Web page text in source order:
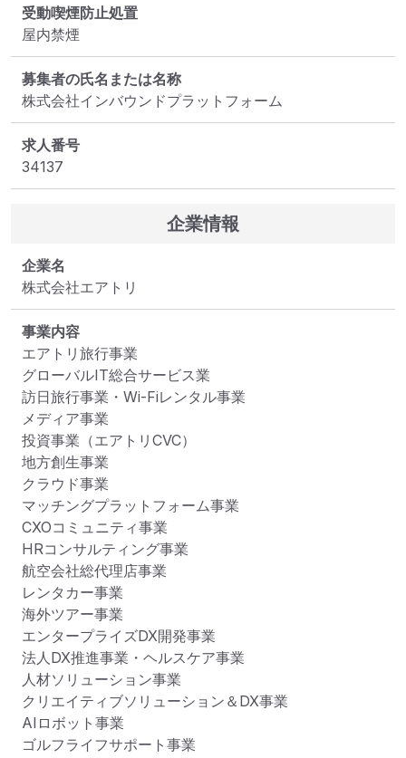
受動喫煙防止処置
屋内禁煙
募集者の氏名または名称
株式会社インバウンドプラットフォーム
求人番号
34137
企業情報
企業名
株式会社エアトリ
事業内容
エアトリ旅行事業
グローバルIT総合サービス業
訪日旅行事業・Wi-Fiレンタル事業
メディア事業
投資事業（エアトリCVC）
地方創生事業
クラウド事業
マッチングプラットフォーム事業
CXOコミュニティ事業
HRコンサルティング事業
航空会社総代理店事業
レンタカー事業
海外ツアー事業
エンタープライズDX開発事業
法人DX推進事業・ヘルスケア事業
人材ソリューション事業
クリエイティブソリューション＆DX事業
AIロボット事業
ゴルフライフサポート事業